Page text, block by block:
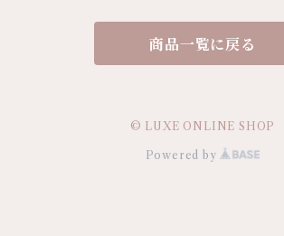
商品一覧に戻る
© LUXE ONLINE SHOP
Powered by